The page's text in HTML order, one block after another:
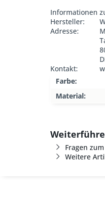
Informationen
Hersteller:
Adresse:
Kontakt:
Farbe:
Material:
Fragen
Weitere